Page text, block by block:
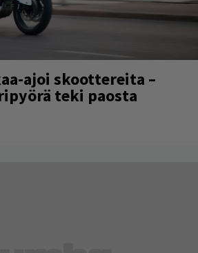
ajoi skoottereita –
teki paosta